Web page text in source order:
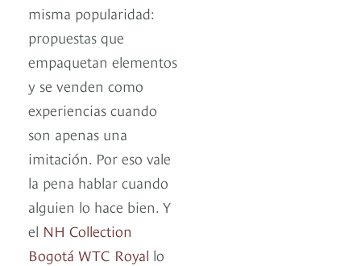
misma popularidad:
propuestas que
empaquetan elementos
y se venden como
experiencias cuando
son apenas una
imitación. Por eso vale
la pena hablar cuando
alguien lo hace bien. Y
el NH Collection
Bogotá WTC Royal lo